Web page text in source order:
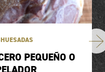
PEQUEÑO O